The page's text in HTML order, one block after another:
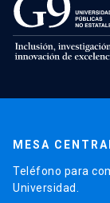
MESA
Teléfono para
Universidad.